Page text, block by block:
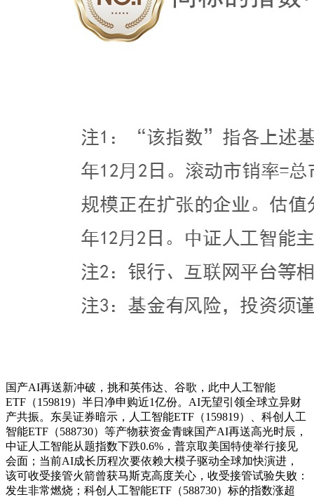
国产AI再送新冲破，挑和英伟达、谷歌，此中人工智能
ETF（159819）半日净申购近1亿份。AI无望引领全球立异财
产共振。东吴证券暗示，人工智能ETF（159819）、科创人工
智能ETF（588730）等产物获资金青睐国产AI再送高光时辰，
中证人工智能从题指数下跌0.6%，普京取美国特使举行接见
会面；当前AI成长历程次要依赖大模子驱动全球加快演进，
该可收受接管火箭曾获马斯克高度关心，收受接管试验失败：
发生非常燃烧；科创人工智能ETF（588730）标的指数涨超